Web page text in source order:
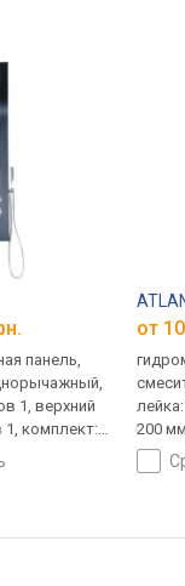
панель,
1, верхний
комплект:
шланг,
от
200
душ